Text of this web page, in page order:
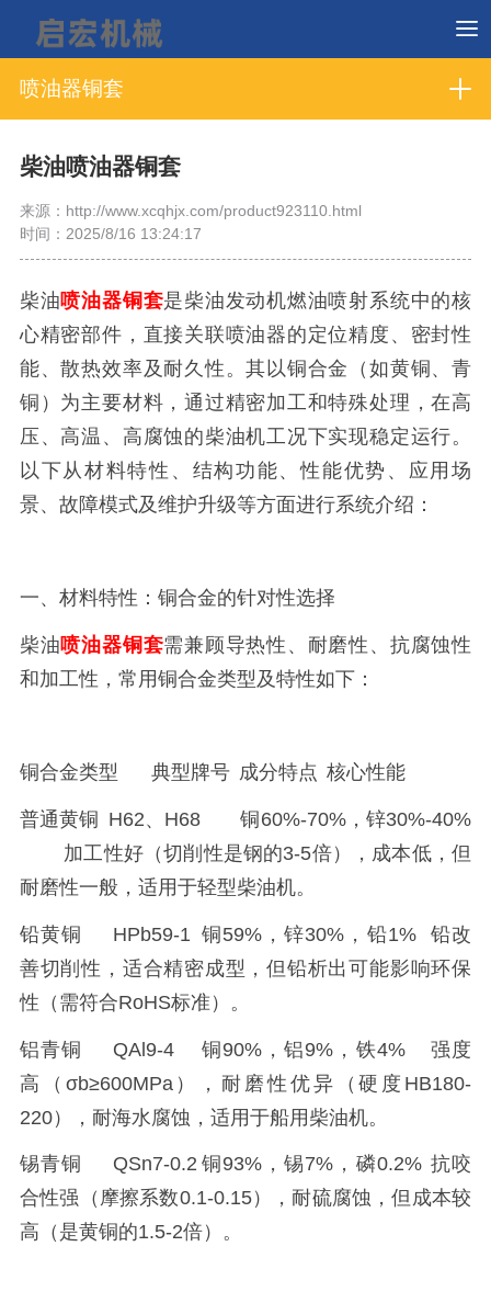
喷油器铜套
柴油喷油器铜套
来源：http://www.xcqhjx.com/product923110.html
时间：2025/8/16 13:24:17
柴油喷油器铜套是柴油发动机燃油喷射系统中的核
心精密部件，直接关联喷油器的定位精度、密封性
能、散热效率及耐久性。其以铜合金（如黄铜、青
铜）为主要材料，通过精密加工和特殊处理，在高
压、高温、高腐蚀的柴油机工况下实现稳定运行。
以下从材料特性、结构功能、性能优势、应用场
景、故障模式及维护升级等方面进行系统介绍：
一、材料特性：铜合金的针对性选择
柴油喷油器铜套需兼顾导热性、耐磨性、抗腐蚀性
和加工性，常用铜合金类型及特性如下：
铜合金类型 典型牌号 成分特点 核心性能
普通黄铜 H62、H68
铜60%-70%，锌30%-40%
加工性好（切削性是钢的3-5倍），成本低，但
耐磨性一般，适用于轻型柴油机。
铅黄铜 HPb59-1 铜59%，锌30%，铅1%
铅改
善切削性，适合精密成型，但铅析出可能影响环保
性（需符合RoHS标准）。
铝青铜 QAl9-4 铜90%，铝9%，铁4%
强度
高（σb≥600MPa），耐磨性优异（硬度HB180-
220），耐海水腐蚀，适用于船用柴油机。
锡青铜 QSn7-0.2 铜93%，锡7%，磷0.2% 抗咬
合性强（摩擦系数0.1-0.15），耐硫腐蚀，但成本较
高（是黄铜的1.5-2倍）。